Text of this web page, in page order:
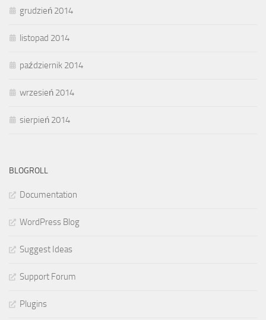
grudzień 2014
listopad 2014
październik 2014
wrzesień 2014
sierpień 2014
BLOGROLL
Documentation
WordPress Blog
Suggest Ideas
Support Forum
Plugins